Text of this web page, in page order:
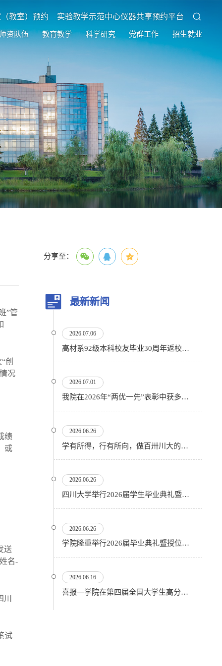
教室）预约 实验教学示范中心仪器共享预约平台
资队伍 教育教学 科学研究 党群工作 招生就业
”管
“创
况
绩
或
送
名-
试
分享至：
最新新闻
2026.07.06
高材系92级本科校友毕业30周年返校活动顺利举行
2026.07.01
我院在2026年“两优一先”表彰中获多项殊荣
2026.06.26
学有所得，行有所向，做百卅川大的薪火赓续者——校长汪劲松在四川大学2026届学生毕业典礼上的...
2026.06.26
四川大学举行2026届学生毕业典礼暨学位授予仪式
2026.06.26
​学院隆重举行2026届毕业典礼暨授位仪式
2026.06.16
喜报—学院在第四届全国大学生高分子材料实验实践虚拟仿真大赛再创佳绩